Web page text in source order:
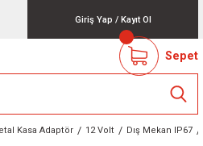
Giriş Yap / Kayıt Ol
Sepet
Kasa Adaptör 12 Volt Dış Mekan IP67